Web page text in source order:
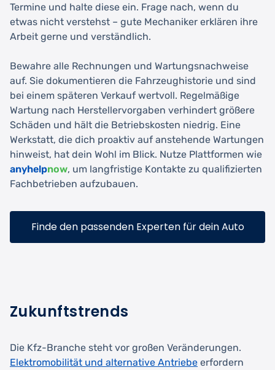
Termine und halte diese ein. Frage nach, wenn du
etwas nicht verstehst – gute Mechaniker erklären ihre
Arbeit gerne und verständlich.
Bewahre alle Rechnungen und Wartungsnachweise
auf. Sie dokumentieren die Fahrzeughistorie und sind
bei einem späteren Verkauf wertvoll. Regelmäßige
Wartung nach Herstellervorgaben verhindert größere
Schäden und hält die Betriebskosten niedrig. Eine
Werkstatt, die dich proaktiv auf anstehende Wartungen
hinweist, hat dein Wohl im Blick. Nutze Plattformen wie
anyhelpnow, um langfristige Kontakte zu qualifizierten
Fachbetrieben aufzubauen.
Finde den passenden Experten für dein Auto
Zukunftstrends
Die Kfz-Branche steht vor großen Veränderungen.
Elektromobilität und alternative Antriebe erfordern